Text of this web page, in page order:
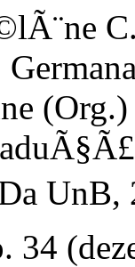
(Org.)
UnB,
34